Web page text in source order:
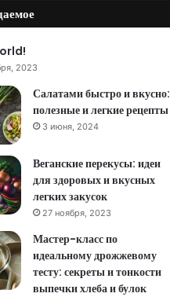
2023
Салатами быстро и вкусно:
полезные и легкие рецепты
3 июня, 2024
Веганские перекусы: идеи
для здоровых и вкусных
легких закусок
27 ноября, 2023
Мастер-класс по
идеальному дрожжевому
тесту: секреты и тонкости
выпечки хлеба и булок